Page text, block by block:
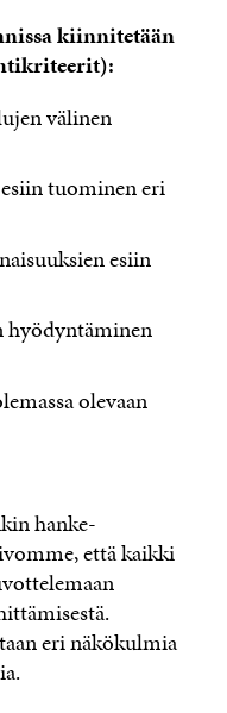
kiinnitetään
välinen
tuominen eri
esiin
hyödyntäminen
olevaan
hanke-
että kaikki
eri näkökulmia